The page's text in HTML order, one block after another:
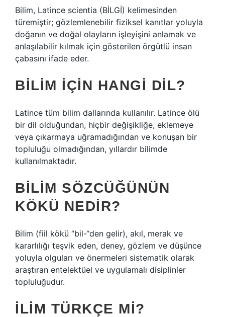
Bilim, Latince scientia (BİLGİ) kelimesinden
türemiştir; gözlemlenebilir fiziksel kanıtlar yoluyla
doğanın ve doğal olayların işleyişini anlamak ve
anlaşılabilir kılmak için gösterilen örgütlü insan
çabasını ifade eder.
BILIM IÇIN HANGI DIL?
Latince tüm bilim dallarında kullanılır. Latince ölü
bir dil olduğundan, hiçbir değişikliğe, eklemeye
veya çıkarmaya uğramadığından ve konuşan bir
topluluğu olmadığından, yıllardır bilimde
kullanılmaktadır.
BILIM SÖZCÜĞÜNÜN
KÖKÜ NEDIR?
Bilim (fiil kökü “bil-“den gelir), akıl, merak ve
kararlılığı teşvik eden, deney, gözlem ve düşünce
yoluyla olguları ve önermeleri sistematik olarak
araştıran entelektüel ve uygulamalı disiplinler
topluluğudur.
İLIM TÜRKÇE MI?